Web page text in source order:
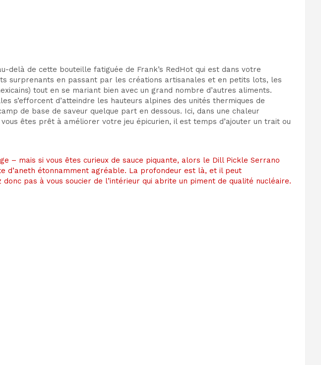
delà de cette bouteille fatiguée de Frank’s RedHot qui est dans votre
surprenants en passant par les créations artisanales et en petits lots, les
tout en se mariant bien avec un grand nombre d’autres aliments.
s’efforcent d’atteindre les hauteurs alpines des unités thermiques de
de base de saveur quelque part en dessous. Ici, dans une chaleur
êtes prêt à améliorer votre jeu épicurien, il est temps d’ajouter un trait ou
– mais si vous êtes curieux de sauce piquante, alors le Dill Pickle Serrano
d’aneth étonnamment agréable. La profondeur est là, et il peut
pas à vous soucier de l’intérieur qui abrite un piment de qualité nucléaire.